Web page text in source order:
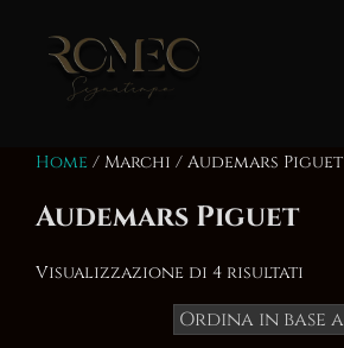
contenuto
Home / Marchi / Audemars Piguet
Audemars Piguet
Visualizzazione di 4 risultati
in
base